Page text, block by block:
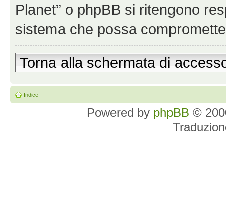
Planet” o phpBB si ritengono
sistema che possa
Torna alla schermata di
Indice
Powered by phpBB ©